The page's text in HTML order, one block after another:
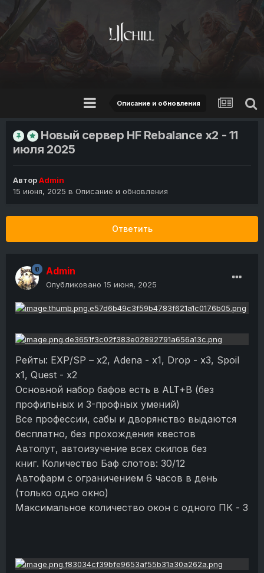
Описание и обновления
Новый сервер HF Rebalance х2 - 11
июля 2025
АвторAdmin
15 июня, 2025 в Описание и обновления
Ответить
Admin
Опубликовано 15 июня, 2025
Рейты: EXP/SP – x2, Adena - х1, Drop - х3, Spoil
x1, Quest - x2
Основной набор бафов есть в ALT+B (без
профильных и 3-профных умений)
Все профессии, сабы и дворянство выдаются
бесплатно, без прохождения квестов
Автолут, автоизучение всех скилов без
книг. Количество Баф слотов: 30/12
Автофарм с ограничением 6 часов в день
(только одно окно)
Максимальное количество окон с одного ПК - 3